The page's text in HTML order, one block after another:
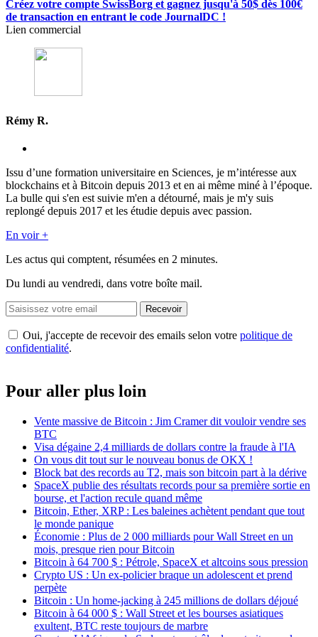
Créez votre compte SwissBorg et gagnez jusqu'à 50$ dès 100€
de transaction en entrant le code JournalDC !
Lien commercial
Rémy R.
Issu d’une formation universitaire en Sciences, je m’intéresse aux
blockchains et à Bitcoin depuis 2013 et en ai même miné à l’époque.
La bulle qui s'en est suivie m'en a détourné, mais je m'y suis
replongé depuis 2017 et les étudie depuis avec passion.
En voir +
Les actus qui comptent, résumées en 2 minutes.
Du lundi au vendredi, dans votre boîte mail.
Recevoir
Oui, j'accepte de recevoir des emails selon votre politique de
confidentialité.
Pour aller plus loin
Vente massive de Bitcoin : Jim Cramer dit vouloir vendre ses
BTC
Visa dégaine 2,4 milliards de dollars contre la fraude à l'IA
On vous dit tout sur le nouveau bonus de OKX !
Block bat des records au T2, mais son bitcoin part à la dérive
SpaceX publie des résultats records pour sa première sortie en
bourse, et l'action recule quand même
Bitcoin, Ether, XRP : Les baleines achètent pendant que tout
le monde panique
Économie : Plus de 2 000 milliards pour Wall Street en un
mois, presque rien pour Bitcoin
Bitcoin à 64 700 $ : Pétrole, SpaceX et altcoins sous pression
Crypto US : Un ex-policier braque un adolescent et prend
perpète
Bitcoin : Un home-jacking à 245 millions de dollars déjoué
Bitcoin à 64 000 $ : Wall Street et les bourses asiatiques
exultent, BTC reste toujours de marbre